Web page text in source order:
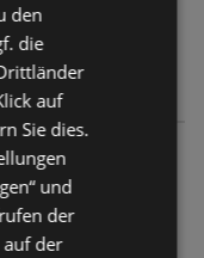
den
die
auf
Sie dies.
und
der
auf der